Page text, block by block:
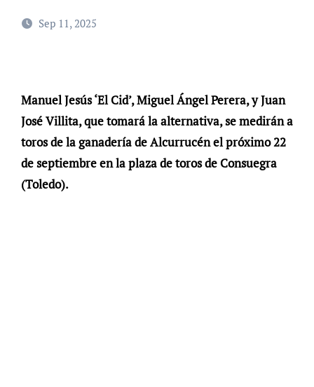
Sep 11, 2025
Manuel Jesús ‘El Cid’, Miguel Ángel Perera, y Juan
José Villita, que tomará la alternativa, se medirán a
toros de la ganadería de Alcurrucén el próximo 22
de septiembre en la plaza de toros de Consuegra
(Toledo).